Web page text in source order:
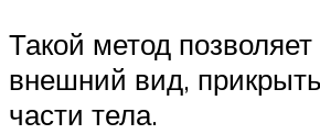
Такой метод позволяет
внешний вид,
части тела.